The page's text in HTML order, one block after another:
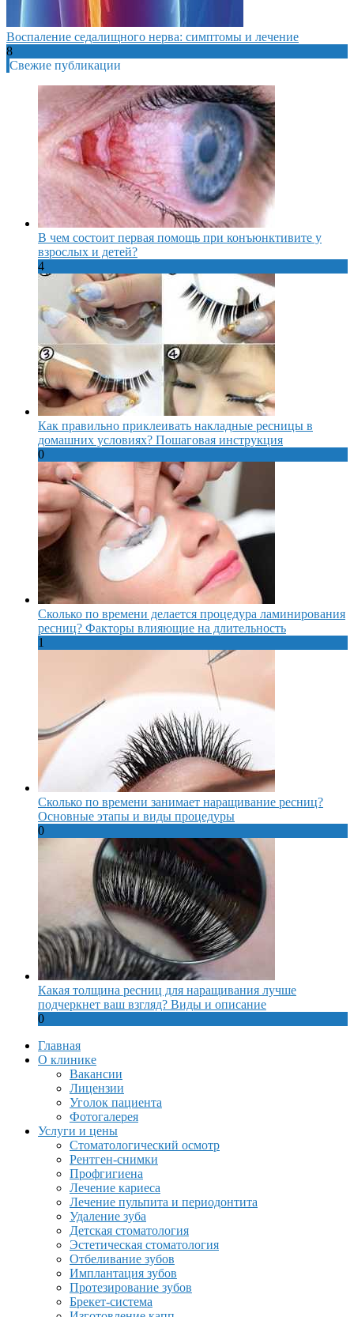
Воспаление седалищного нерва: симптомы и лечение
8
Свежие публикации
В чем состоит первая помощь при конъюнктивите у
взрослых и детей?
4
Как правильно приклеивать накладные ресницы в
домашних условиях? Пошаговая инструкция
0
Сколько по времени делается процедура ламинирования
ресниц? Факторы влияющие на длительность
1
Сколько по времени занимает наращивание ресниц?
Основные этапы и виды процедуры
0
Какая толщина ресниц для наращивания лучше
подчеркнет ваш взгляд? Виды и описание
0
Главная
О клинике
Вакансии
Лицензии
Уголок пациента
Фотогалерея
Услуги и цены
Стоматологический осмотр
Рентген-снимки
Профгигиена
Лечение кариеса
Лечение пульпита и периодонтита
Удаление зуба
Детская стоматология
Эстетическая стоматология
Отбеливание зубов
Имплантация зубов
Протезирование зубов
Брекет-система